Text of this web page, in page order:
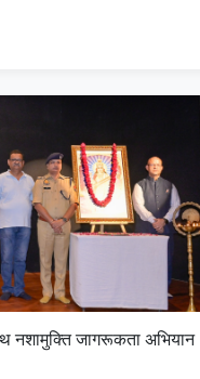
नशामुक्ति जागरूकता अभियान